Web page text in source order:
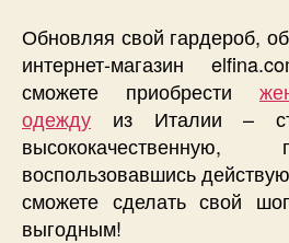
Обновляя свой гардероб,
интернет-магазин
сможете приобрести
одежду из Италии –
воспользовавшись
сможете сделать свой
выгодным!